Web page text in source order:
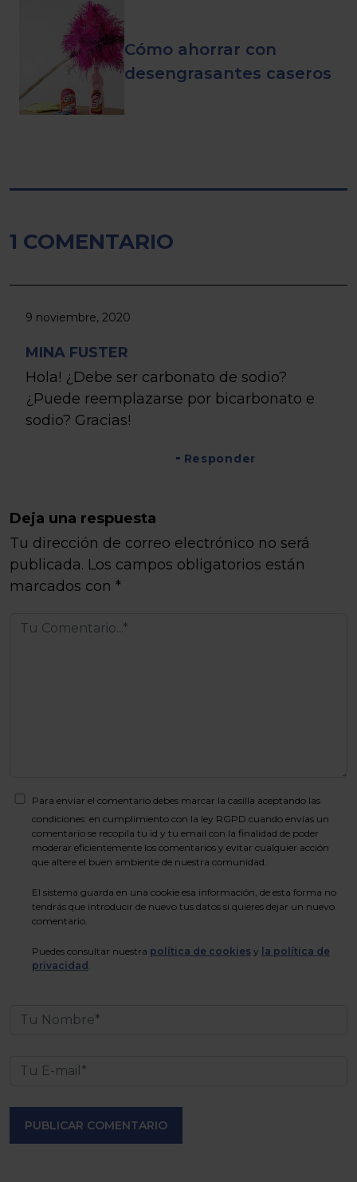
Cómo ahorrar con
desengrasantes caseros
1 COMENTARIO
9 noviembre, 2020
MINA FUSTER
Hola! ¿Debe ser carbonato de sodio?
¿Puede reemplazarse por bicarbonato e
sodio? Gracias!
Responder
Deja una respuesta
Tu dirección de correo electrónico no será
publicada. Los campos obligatorios están
marcados con *
Para enviar el comentario debes marcar la casilla aceptando las
condiciones: en cumplimiento con la ley RGPD cuando envías un
comentario se recopila tu id y tu email con la finalidad de poder
moderar eficientemente los comentarios y evitar cualquier acción
que altere el buen ambiente de nuestra comunidad.
El sistema guarda en una cookie esa información, de esta forma no
tendrás que introducir de nuevo tus datos si quieres dejar un nuevo
comentario.
Puedes consultar nuestra política de cookies y la política de
privacidad .
PUBLICAR COMENTARIO